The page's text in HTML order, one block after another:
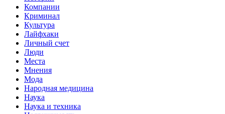
Компании
Криминал
Культура
Лайфхаки
Личный счет
Люди
Места
Мнения
Мода
Народная медицина
Наука
Наука и техника